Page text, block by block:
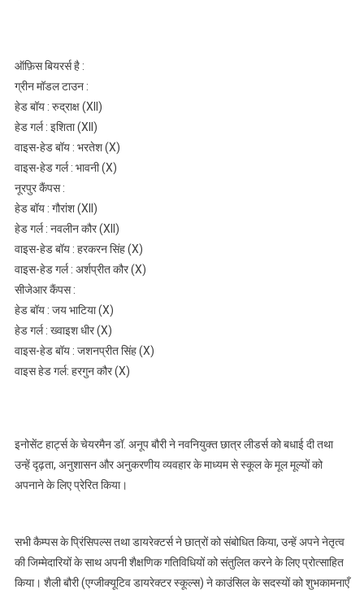
ऑफ़िस बियरर्स है :
ग्रीन मॉडल टाउन :
हेड बॉय : रुद्राक्ष (XII)
हेड गर्ल : इशिता (XII)
वाइस-हेड बॉय : भरतेश (X)
वाइस-हेड गर्ल : भावनी (X)
नूरपुर कैंपस :
हेड बॉय : गौरांश (XII)
हेड गर्ल : नवलीन कौर (XII)
वाइस-हेड बॉय : हरकरन सिंह (X)
वाइस-हेड गर्ल : अर्शप्रीत कौर (X)
सीजेआर कैंपस :
हेड बॉय : जय भाटिया (X)
हेड गर्ल : ख्वाइश धीर (X)
वाइस-हेड बॉय : जशनप्रीत सिंह (X)
वाइस हेड गर्ल: हरगुन कौर (X)
इनोसेंट हार्ट्स के चेयरमैन डॉ. अनूप बौरी ने नवनियुक्त छात्र लीडर्स को बधाई दी तथा
उन्हें दृढ़ता, अनुशासन और अनुकरणीय व्यवहार के माध्यम से स्कूल के मूल मूल्यों को
अपनाने के लिए प्रेरित किया।
सभी कैम्पस के प्रिंसिपल्स तथा डायरेक्टर्स ने छात्रों को संबोधित किया, उन्हें अपने नेतृत्व
की जिम्मेदारियों के साथ अपनी शैक्षणिक गतिविधियों को संतुलित करने के लिए प्रोत्साहित
किया। शैली बौरी (एग्जीक्यूटिव डायरेक्टर स्कूल्स) ने काउंसिल के सदस्यों को शुभकामनाएँ